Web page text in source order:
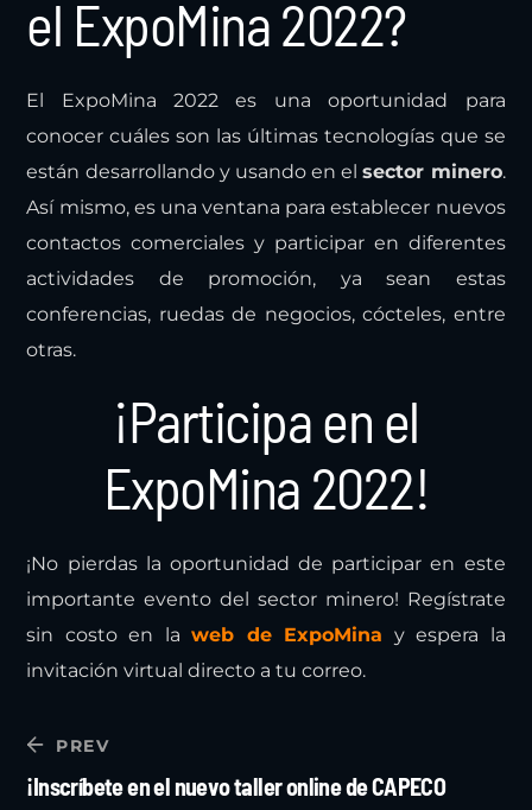
¿Qué más te espera en
el ExpoMina 2022?
El ExpoMina 2022 es una oportunidad para
conocer cuáles son las últimas tecnologías que se
están desarrollando y usando en elsector minero.
Así mismo, es una ventana para establecer nuevos
contactos comerciales y participar en diferentes
actividades de promoción, ya sean estas
¡Participa en el
ExpoMina 2022!
¡No pierdas la oportunidad de participar en este
importante evento del sector minero! Regístrate
invitación virtual directo a tu correo.